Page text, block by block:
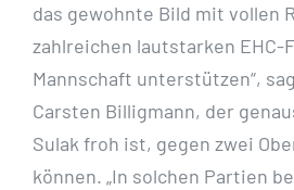
das gewohnte Bild mit vollen
zahlreichen lautstarken EHC-
Mannschaft unterstützen“,
Carsten Billigmann, der
Sulak froh ist, gegen zwei
können. „In solchen Partien